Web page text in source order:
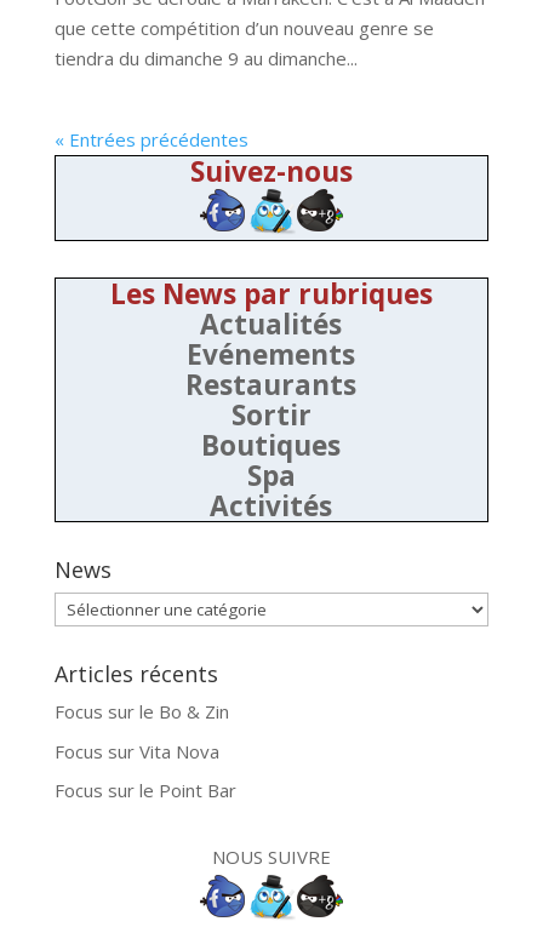
que cette compétition d’un nouveau genre se
tiendra du dimanche 9 au dimanche...
« Entrées précédentes
Suivez-nous
Les News par rubriques
Actualités
Evénements
Restaurants
Sortir
Boutiques
Spa
Activités
News
News
Articles récents
Focus sur le Bo & Zin
Focus sur Vita Nova
Focus sur le Point Bar
NOUS SUIVRE